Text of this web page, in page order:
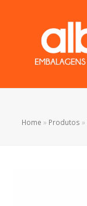
Home » Produtos »